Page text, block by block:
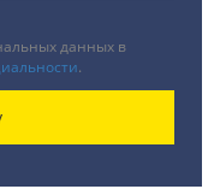
данных в
.